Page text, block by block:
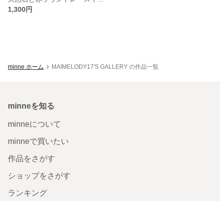
1,300円
minne ホーム MAIMELODY17'S GALLERY の作品一覧
minneを知る
minneについて
minneで買いたい
作品をさがす
ショップをさがす
ランキング